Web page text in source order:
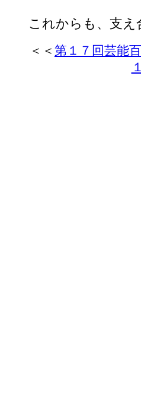
これからも、支
＜＜ 第１７回芸能